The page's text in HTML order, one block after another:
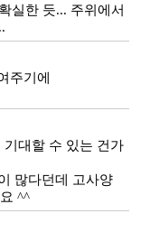
실한 듯... 주위에서
주기에
대할 수 있는 건가
많다던데 고사양
^^